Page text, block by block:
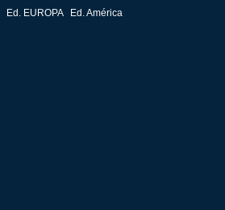
Ed. EUROPA
Ed. América